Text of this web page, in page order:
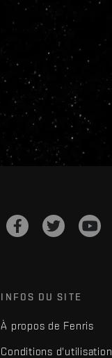
INFOS DU SITE
À propos de Fenris
Conditions d'utilisation